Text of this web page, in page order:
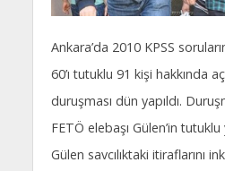
Ankara’da 2010 KPSS
60’ı tutuklu 91 kişi hakkında
duruşması dün yapıldı.
FETÖ elebaşı Gülen’in
Gülen savcılıktaki itiraflarını